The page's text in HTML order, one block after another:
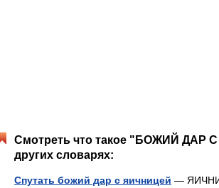
Смотреть что такое "БОЖИЙ ДАР
других словарях:
Спутать божий дар с яичницей — ЯИЧНИ